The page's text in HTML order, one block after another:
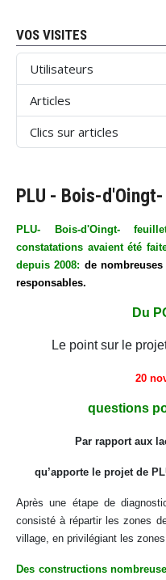
VOS VISITES
Utilisateurs
Articles
Clics sur articles
PLU - Bois-
PLU- Bois-d'Oingt-
constatations avaient été
depuis 2008: de
responsables.
Du
Le point sur le
20
questions
Par rapport aux
qu’apporte le projet de
Après une étape de
consisté à répartir les zones
village, en privilégiant les
Des constructions